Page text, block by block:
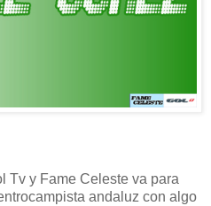
Tv y Fame Celeste va para
andaluz con algo